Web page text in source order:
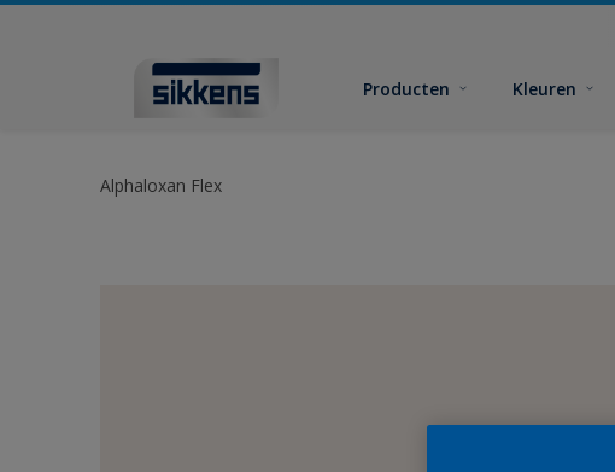
Producten Kleuren
Alphaloxan Flex